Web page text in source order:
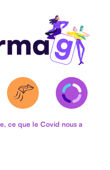
ce que le Covid nous a